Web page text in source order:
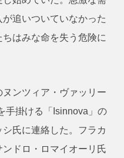
追いついていなかった
はみな命を失う危険に
ンツィア・ヴァッリー
手掛ける「Isinnova」の
氏に連絡した。フラカ
ドロ・ロマイオーリ氏